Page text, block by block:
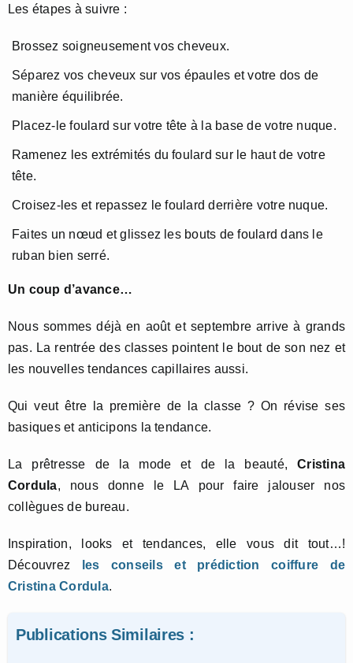
Les étapes à suivre :
Brossez soigneusement vos cheveux.
Séparez vos cheveux sur vos épaules et votre dos de
manière équilibrée.
Placez-le foulard sur votre tête à la base de votre nuque.
Ramenez les extrémités du foulard sur le haut de votre
tête.
Croisez-les et repassez le foulard derrière votre nuque.
Faites un nœud et glissez les bouts de foulard dans le
ruban bien serré.
Un coup d’avance…
Nous sommes déjà en août et septembre arrive à grands
pas. La rentrée des classes pointent le bout de son nez et
les nouvelles tendances capillaires aussi.
Qui veut être la première de la classe ? On révise ses
basiques et anticipons la tendance.
La prêtresse de la mode et de la beauté,Cristina
Cordula, nous donne le LA pour faire jalouser nos
collègues de bureau.
Inspiration, looks et tendances, elle vous dit tout…!
Découvrez
les conseils et prédiction coiffure de
Cristina Cordula.
Publications Similaires :